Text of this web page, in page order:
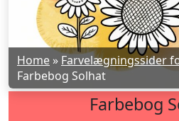
Home » Farvelægningssider
Farbebog Solhat
Farbebog